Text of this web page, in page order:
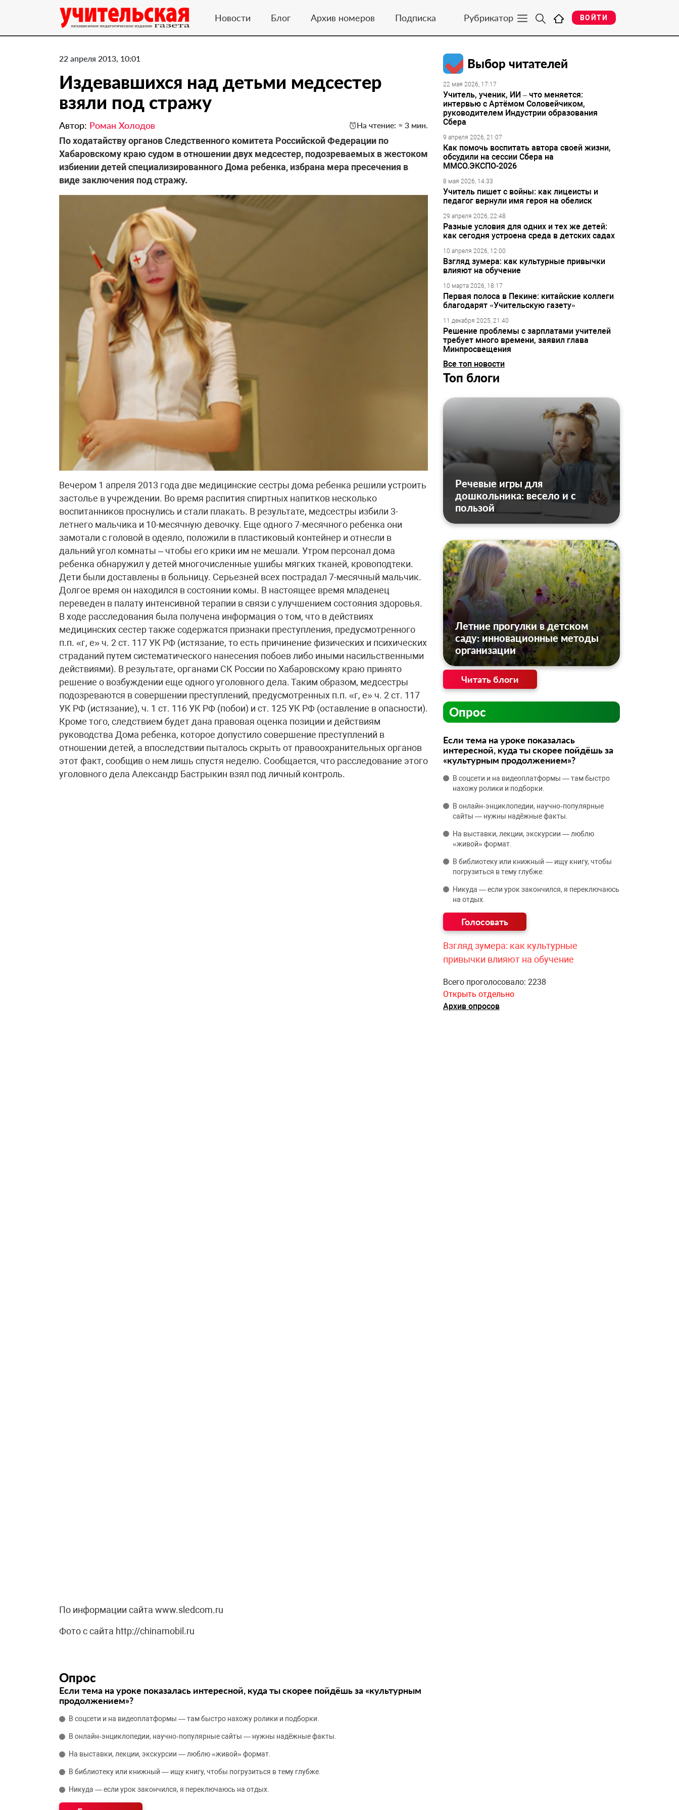
Новости Блог Архив номеров Подписка Рубрикатор ВОЙТИ
22 апреля 2013, 10:01
Издевавшихся над детьми медсестер
взяли под стражу
Автор: Роман Холодов На чтение: ≈ 3 мин.
По ходатайству органов Следственного комитета Российской Федерации по
Хабаровскому краю судом в отношении двух медсестер, подозреваемых в жестоком
избиении детей специализированного Дома ребенка, избрана мера пресечения в
виде заключения под стражу.
Вечером 1 апреля 2013 года две медицинские сестры дома ребенка решили устроить
застолье в учреждении. Во время распития спиртных напитков несколько
воспитанников проснулись и стали плакать. В результате, медсестры избили 3-
летнего мальчика и 10-месячную девочку. Еще одного 7-месячного ребенка они
замотали с головой в одеяло, положили в пластиковый контейнер и отнесли в
дальний угол комнаты – чтобы его крики им не мешали. Утром персонал дома
ребенка обнаружил у детей многочисленные ушибы мягких тканей, кровоподтеки.
Дети были доставлены в больницу. Серьезней всех пострадал 7-месячный мальчик.
Долгое время он находился в состоянии комы. В настоящее время младенец
переведен в палату интенсивной терапии в связи с улучшением состояния здоровья.
В ходе расследования была получена информация о том, что в действиях
медицинских сестер также содержатся признаки преступления, предусмотренного
п.п. «г, е» ч. 2 ст. 117 УК РФ (истязание, то есть причинение физических и психических
страданий путем систематического нанесения побоев либо иными насильственными
действиями). В результате, органами СК России по Хабаровскому краю принято
решение о возбуждении еще одного уголовного дела. Таким образом, медсестры
подозреваются в совершении преступлений, предусмотренных п.п. «г, е» ч. 2 ст. 117
УК РФ (истязание), ч. 1 ст. 116 УК РФ (побои) и ст. 125 УК РФ (оставление в опасности).
Кроме того, следствием будет дана правовая оценка позиции и действиям
руководства Дома ребенка, которое допустило совершение преступлений в
отношении детей, а впоследствии пыталось скрыть от правоохранительных органов
этот факт, сообщив о нем лишь спустя неделю. Сообщается, что расследование этого
уголовного дела Александр Бастрыкин взял под личный контроль.
По информации сайта www.sledcom.ru
Фото с сайта http://chinamobil.ru
Опрос
Если тема на уроке показалась интересной, куда ты скорее пойдёшь за «культурным
продолжением»?
В соцсети и на видеоплатформы — там быстро нахожу ролики и подборки.
В онлайн‑энциклопедии, научно‑популярные сайты — нужны надёжные факты.
На выставки, лекции, экскурсии — люблю «живой» формат.
В библиотеку или книжный — ищу книгу, чтобы погрузиться в тему глубже.
Никуда — если урок закончился, я переключаюсь на отдых.
Выбор читателей
22 мая 2026, 17:17
Учитель, ученик, ИИ – что меняется:
интервью с Артёмом Соловейчиком,
руководителем Индустрии образования
Сбера
9 апреля 2026, 21:07
Как помочь воспитать автора своей жизни,
обсудили на сессии Сбера на
ММСО.ЭКСПО-2026
8 мая 2026, 14:33
Учитель пишет с войны: как лицеисты и
педагог вернули имя героя на обелиск
29 апреля 2026, 22:48
Разные условия для одних и тех же детей:
как сегодня устроена среда в детских садах
10 апреля 2026, 12:00
Взгляд зумера: как культурные привычки
влияют на обучение
10 марта 2026, 18:17
Первая полоса в Пекине: китайские коллеги
благодарят «Учительскую газету»
11 декабря 2025, 21:40
Решение проблемы с зарплатами учителей
требует много времени, заявил глава
Минпросвещения
Все топ новости
Топ блоги
Речевые игры для
дошкольника: весело и с
пользой
Летние прогулки в детском
саду: инновационные методы
организации
Читать блоги
Опрос
Если тема на уроке показалась
интересной, куда ты скорее пойдёшь за
«культурным продолжением»?
В соцсети и на видеоплатформы — там быстро
нахожу ролики и подборки.
В онлайн‑энциклопедии, научно‑популярные
сайты — нужны надёжные факты.
На выставки, лекции, экскурсии — люблю
«живой» формат.
В библиотеку или книжный — ищу книгу, чтобы
погрузиться в тему глубже.
Никуда — если урок закончился, я переключаюсь
на отдых.
Взгляд зумера: как культурные
привычки влияют на обучение
Всего проголосовало: 2238
Открыть отдельно
Архив опросов